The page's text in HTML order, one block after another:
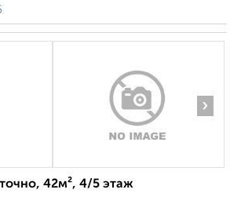
›
42м², 4/5 этаж